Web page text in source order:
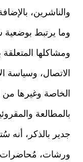
والناشرين،
وما يرتبط بوضعية
ومشاكلها المتعلقة
الاتصال، وسياسة
الخاصة وغيرها من
بالمطالعة
جدير بالذكر، أنه
ورشات،